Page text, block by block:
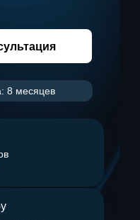
8 месяцев